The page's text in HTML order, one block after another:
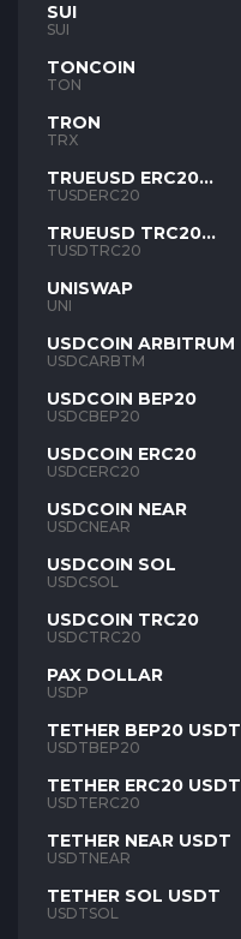
SUI
SUI
TONCOIN
TON
TRON
TRX
TRUEUSD ERC20
TUSD
TUSDERC20
TRUEUSD TRC20
TUSD
TUSDTRC20
UNISWAP
UNI
USDCOIN ARBITRUM
USDCARBTM
USDCOIN BEP20
USDCBEP20
USDCOIN ERC20
USDCERC20
USDCOIN NEAR
USDCNEAR
USDCOIN SOL
USDCSOL
USDCOIN TRC20
USDCTRC20
PAX DOLLAR
USDP
TETHER BEP20 USDT
USDTBEP20
TETHER ERC20 USDT
USDTERC20
TETHER NEAR USDT
USDTNEAR
TETHER SOL USDT
USDTSOL